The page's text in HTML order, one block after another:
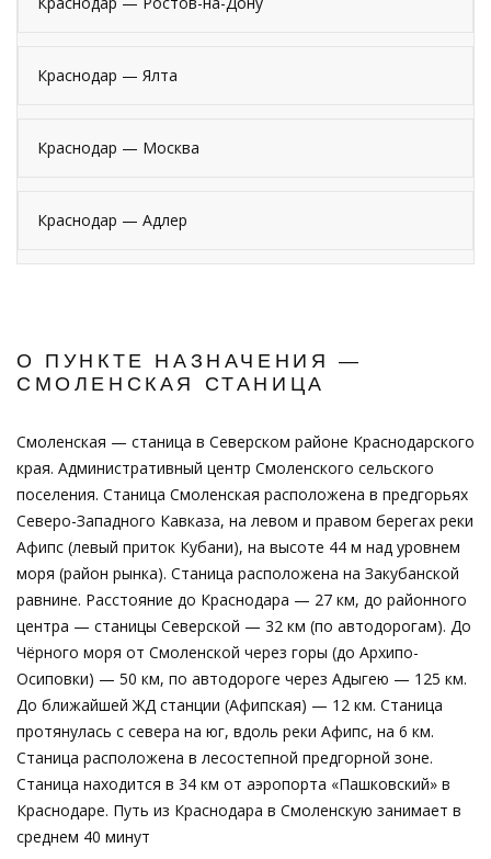
Краснодар — Ялта
Краснодар — Москва
Краснодар — Адлер
О ПУНКТЕ НАЗНАЧЕНИЯ —
СМОЛЕНСКАЯ СТАНИЦА
Смоленская — станица в Северском районе Краснодарского
края. Административный центр Смоленского сельского
поселения. Станица Смоленская расположена в предгорьях
Северо-Западного Кавказа, на левом и правом берегах реки
Афипс (левый приток Кубани), на высоте 44 м над уровнем
моря (район рынка). Станица расположена на Закубанской
равнине. Расстояние до Краснодара — 27 км, до районного
центра — станицы Северской — 32 км (по автодорогам). До
Чёрного моря от Смоленской через горы (до Архипо-
Осиповки) — 50 км, по автодороге через Адыгею — 125 км.
До ближайшей ЖД станции (Афипская) — 12 км. Станица
протянулась с севера на юг, вдоль реки Афипс, на 6 км.
Станица расположена в лесостепной предгорной зоне.
Станица находится в 34 км от аэропорта «Пашковский» в
Краснодаре. Путь из Краснодара в Смоленскую занимает в
среднем 40 минут